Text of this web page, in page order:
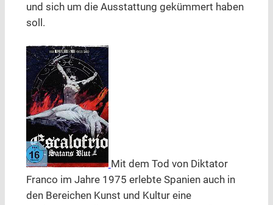
und sich um die Ausstattung gekümmert haben
soll.
Mit dem Tod von Diktator
Franco im Jahre 1975 erlebte Spanien auch in
den Bereichen Kunst und Kultur eine